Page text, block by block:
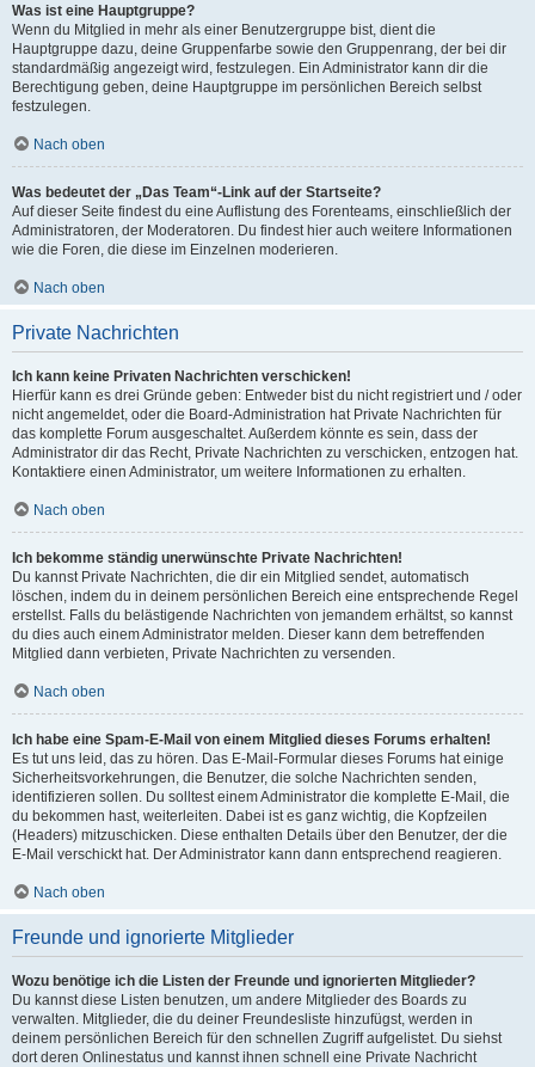
Was ist eine Hauptgruppe?
Wenn du Mitglied in mehr als einer Benutzergruppe bist, dient die
Hauptgruppe dazu, deine Gruppenfarbe sowie den Gruppenrang, der bei dir
standardmäßig angezeigt wird, festzulegen. Ein Administrator kann dir die
Berechtigung geben, deine Hauptgruppe im persönlichen Bereich selbst
festzulegen.
Nach oben
Was bedeutet der „Das Team“-Link auf der Startseite?
Auf dieser Seite findest du eine Auflistung des Forenteams, einschließlich der
Administratoren, der Moderatoren. Du findest hier auch weitere Informationen
wie die Foren, die diese im Einzelnen moderieren.
Nach oben
Private Nachrichten
Ich kann keine Privaten Nachrichten verschicken!
Hierfür kann es drei Gründe geben: Entweder bist du nicht registriert und / oder
nicht angemeldet, oder die Board-Administration hat Private Nachrichten für
das komplette Forum ausgeschaltet. Außerdem könnte es sein, dass der
Administrator dir das Recht, Private Nachrichten zu verschicken, entzogen hat.
Kontaktiere einen Administrator, um weitere Informationen zu erhalten.
Nach oben
Ich bekomme ständig unerwünschte Private Nachrichten!
Du kannst Private Nachrichten, die dir ein Mitglied sendet, automatisch
löschen, indem du in deinem persönlichen Bereich eine entsprechende Regel
erstellst. Falls du belästigende Nachrichten von jemandem erhältst, so kannst
du dies auch einem Administrator melden. Dieser kann dem betreffenden
Mitglied dann verbieten, Private Nachrichten zu versenden.
Nach oben
Ich habe eine Spam-E-Mail von einem Mitglied dieses Forums erhalten!
Es tut uns leid, das zu hören. Das E-Mail-Formular dieses Forums hat einige
Sicherheitsvorkehrungen, die Benutzer, die solche Nachrichten senden,
identifizieren sollen. Du solltest einem Administrator die komplette E-Mail, die
du bekommen hast, weiterleiten. Dabei ist es ganz wichtig, die Kopfzeilen
(Headers) mitzuschicken. Diese enthalten Details über den Benutzer, der die
E-Mail verschickt hat. Der Administrator kann dann entsprechend reagieren.
Nach oben
Freunde und ignorierte Mitglieder
Wozu benötige ich die Listen der Freunde und ignorierten Mitglieder?
Du kannst diese Listen benutzen, um andere Mitglieder des Boards zu
verwalten. Mitglieder, die du deiner Freundesliste hinzufügst, werden in
deinem persönlichen Bereich für den schnellen Zugriff aufgelistet. Du siehst
dort deren Onlinestatus und kannst ihnen schnell eine Private Nachricht